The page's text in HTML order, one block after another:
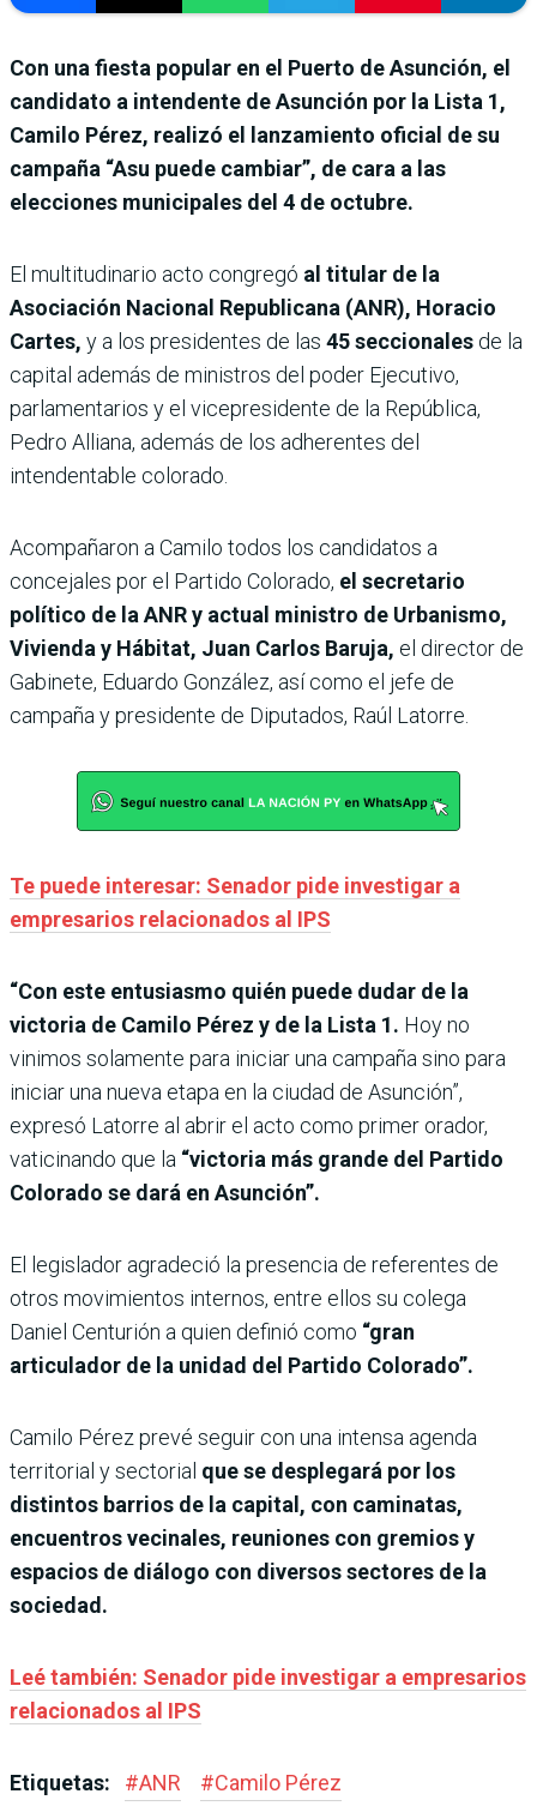
Con una fiesta popular en el Puerto de Asunción, el
candidato a intendente de Asunción por la Lista 1,
Camilo Pérez, realizó el lanzamiento oficial de su
campaña “Asu puede cambiar”, de cara a las
elecciones municipales del 4 de octubre.
El multitudinario acto congregó al titular de la
Asociación Nacional Republicana (ANR), Horacio
Cartes, y a los presidentes de las 45 seccionales de la
capital además de ministros del poder Ejecutivo,
parlamentarios y el vicepresidente de la República,
Pedro Alliana, además de los adherentes del
intendentable colorado.
Acompañaron a Camilo todos los candidatos a
concejales por el Partido Colorado, el secretario
político de la ANR y actual ministro de Urbanismo,
Vivienda y Hábitat, Juan Carlos Baruja, el director de
Gabinete, Eduardo González, así como el jefe de
campaña y presidente de Diputados, Raúl Latorre.
Te puede interesar: Senador pide investigar a
empresarios relacionados al IPS
“Con este entusiasmo quién puede dudar de la
victoria de Camilo Pérez y de la Lista 1. Hoy no
vinimos solamente para iniciar una campaña sino para
iniciar una nueva etapa en la ciudad de Asunción”,
expresó Latorre al abrir el acto como primer orador,
vaticinando que la “victoria más grande del Partido
Colorado se dará en Asunción”.
El legislador agradeció la presencia de referentes de
otros movimientos internos, entre ellos su colega
Daniel Centurión a quien definió como “gran
articulador de la unidad del Partido Colorado”.
Camilo Pérez prevé seguir con una intensa agenda
territorial y sectorial que se desplegará por los
distintos barrios de la capital, con caminatas,
encuentros vecinales, reuniones con gremios y
espacios de diálogo con diversos sectores de la
sociedad.
Leé también: Senador pide investigar a empresarios
relacionados al IPS
Etiquetas: #ANR #Camilo Pérez